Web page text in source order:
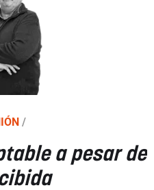
/
a pesar de